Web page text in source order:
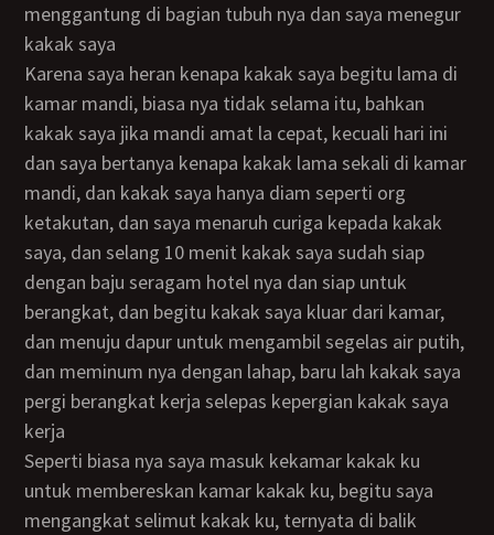
menggantung di bagian tubuh nya dan saya menegur
kakak saya
karena saya heran kenapa kakak saya begitu lama di
kamar mandi, biasa nya tidak selama itu, bahkan
kakak saya jika mandi amat la cepat, kecuali hari ini
dan saya bertanya kenapa kakak lama sekali di kamar
mandi, dan kakak saya hanya diam seperti org
ketakutan, dan saya menaruh curiga kepada kakak
saya, dan selang 10 menit kakak saya sudah siap
dengan baju seragam hotel nya dan siap untuk
berangkat, dan begitu kakak saya kluar dari kamar,
dan menuju dapur untuk mengambil segelas air putih,
dan meminum nya dengan lahap, baru lah kakak saya
pergi berangkat kerja selepas kepergian kakak saya
kerja
seperti biasa nya saya masuk kekamar kakak ku
untuk membereskan kamar kakak ku, begitu saya
mengangkat selimut kakak ku, ternyata di balik